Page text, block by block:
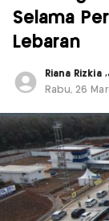
Selama
Lebaran
Riana Rizkia ,
Rabu, 26